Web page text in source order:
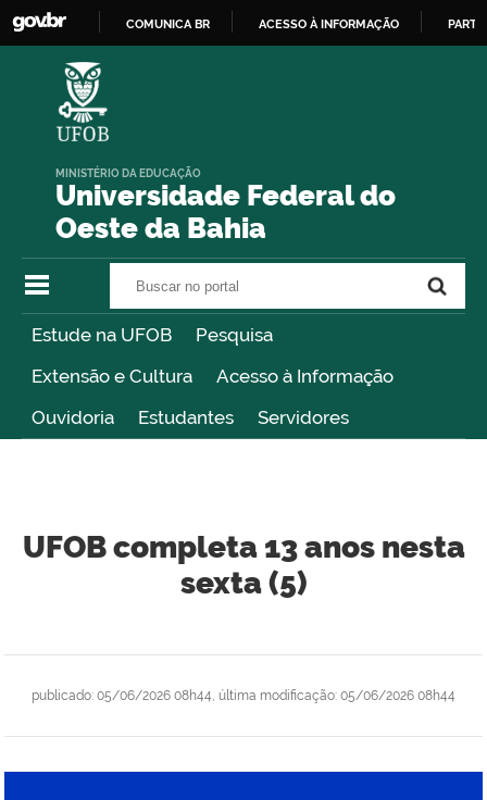
COMUNICA BR ACESSO À INFORMAÇÃO
Universidade Federal do
Oeste da Bahia
MINISTÉRIO DA EDUCAÇÃO
Estude na UFOB
Pesquisa
Extensão e Cultura
Acesso à Informação
Ouvidoria
Estudantes Servidores
UFOB completa 13 anos nesta
sexta (5)
publicado: 05/06/2026 08h44 última modificação: 05/06/2026 08h44